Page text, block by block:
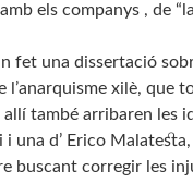
els companys , de “la
fet una dissertació
l’anarquisme xilè,
allí també arribaren les
i una d’ Erico
buscant corregir les